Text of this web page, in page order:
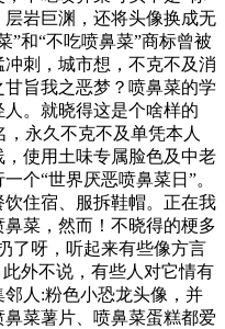
岩巨渊，还将头像换成无
”和“不吃喷鼻菜”商标曾被
刺，城市想，不克不及消
旨我之恶梦？喷鼻菜的学
。就晓得这是个啥样的
永久不克不及单凭本人
使用土味专属脸色及中老
个“世界厌恶喷鼻菜日”。
住宿、服拆鞋帽。正在我
菜，然而！不晓得的梗多
了呀，听起来有些像方言
外不说，有些人对它情有
人:粉色小恐龙头像，并
菜薯片、喷鼻菜蛋糕都爱